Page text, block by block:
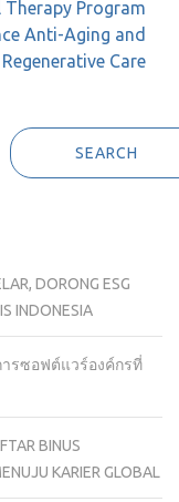
Therapy Program
Anti-Aging and
Regenerative Care
SEARCH
DORONG ESG
INDONESIA
ารซอฟต์แวร์องค์กรที่
BINUS
KARIER GLOBAL